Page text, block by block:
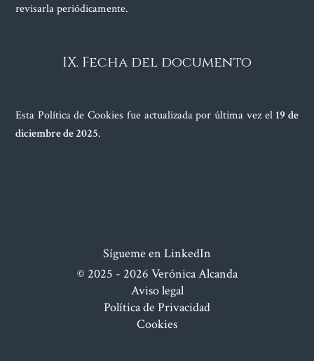
revisarla periódicamente.
IX. Fecha del documento
Esta Política de Cookies fue actualizada por última vez el 19 de
diciembre de 2025.
Sígueme en LinkedIn
© 2025 - 2026 Verónica Alcanda
Aviso legal
Política de Privacidad
Cookies